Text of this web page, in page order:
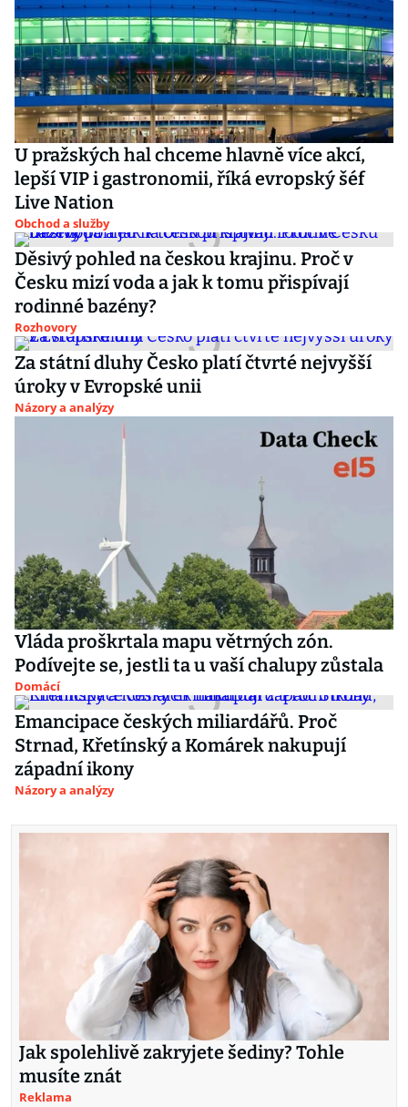
U pražských hal chceme hlavně více akcí,
lepší VIP i gastronomii, říká evropský šéf
Live Nation
Obchod a služby
Děsivý pohled na českou krajinu. Proč v
Česku mizí voda a jak k tomu přispívají
rodinné bazény?
Rozhovory
Za státní dluhy Česko platí čtvrté nejvyšší
úroky v Evropské unii
Názory a analýzy
Vláda proškrtala mapu větrných zón.
Podívejte se, jestli ta u vaší chalupy zůstala
Domácí
Emancipace českých miliardářů. Proč
Strnad, Křetínský a Komárek nakupují
západní ikony
Názory a analýzy
Jak spolehlivě zakryjete šediny? Tohle
musíte znát
Reklama